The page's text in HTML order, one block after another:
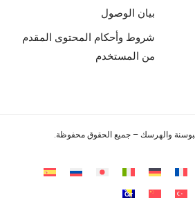
بيان الوصول
شروط وأحكام المحتوى المقدم
من المستخدم